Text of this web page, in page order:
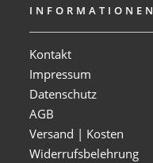
INFORMATIONEN
Kontakt
Impressum
Datenschutz
AGB
Versand | Kosten
Widerrufsbelehrung